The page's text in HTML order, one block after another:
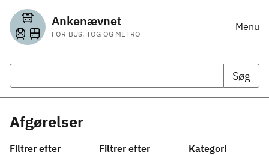
Ankenævnet
FOR BUS, TOG OG METRO
Menu
Søg
Afgørelser
Filtrer efter
Filtrer efter
Kategori